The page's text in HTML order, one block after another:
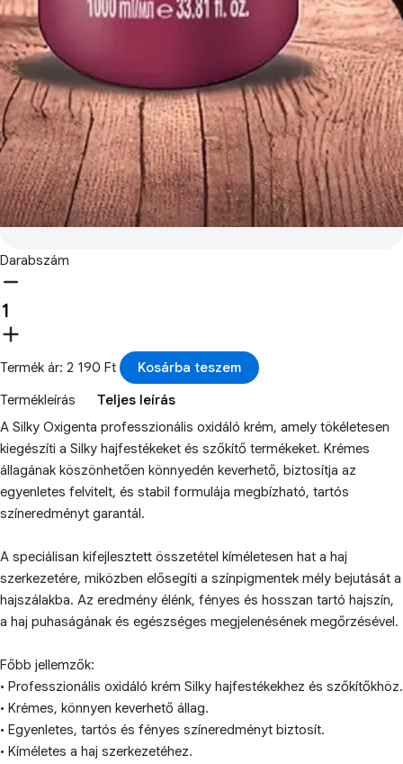
Darabszám
Termék ár: 2 190 Ft
Kosárba teszem
Termékleírás
Teljes leírás
A Silky Oxigenta professzionális oxidáló krém, amely tökéletesen
kiegészíti a Silky hajfestékeket és szőkítő termékeket. Krémes
állagának köszönhetően könnyedén keverhető, biztosítja az
egyenletes felvitelt, és stabil formulája megbízható, tartós
színeredményt garantál.
A speciálisan kifejlesztett összetétel kíméletesen hat a haj
szerkezetére, miközben elősegíti a színpigmentek mély bejutását a
hajszálakba. Az eredmény élénk, fényes és hosszan tartó hajszín,
a haj puhaságának és egészséges megjelenésének megőrzésével.
Főbb jellemzők:
• Professzionális oxidáló krém Silky hajfestékekhez és szőkítőkhöz.
• Krémes, könnyen keverhető állag.
• Egyenletes, tartós és fényes színeredményt biztosít.
• Kíméletes a haj szerkezetéhez.